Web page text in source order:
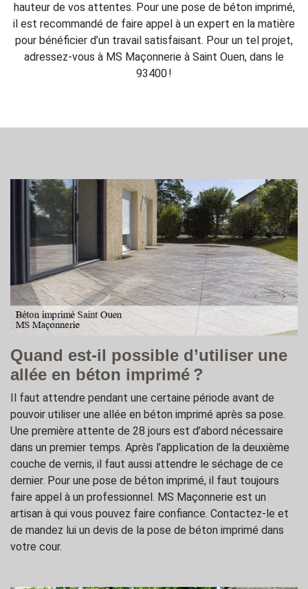
hauteur de vos attentes. Pour une pose de béton imprimé,
il est recommandé de faire appel à un expert en la matière
pour bénéficier d’un travail satisfaisant. Pour un tel projet,
adressez-vous à MS Maçonnerie à Saint Ouen, dans le
93400 !
Quand est-il possible d’utiliser une
allée en béton imprimé ?
Il faut attendre pendant une certaine période avant de
pouvoir utiliser une allée en béton imprimé après sa pose.
Une première attente de 28 jours est d’abord nécessaire
dans un premier temps. Après l’application de la deuxième
couche de vernis, il faut aussi attendre le séchage de ce
dernier. Pour une pose de béton imprimé, il faut toujours
faire appel à un professionnel. MS Maçonnerie est un
artisan à qui vous pouvez faire confiance. Contactez-le et
de mandez lui un devis de la pose de béton imprimé dans
votre cour.